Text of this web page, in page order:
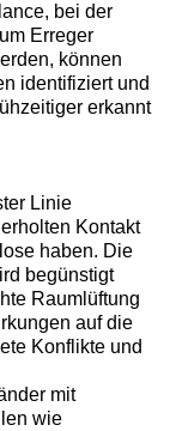
bei der
Erreger
können
identifiziert und
erkannt
Linie
Kontakt
haben. Die
begünstigt
Raumlüftung
auf die
Konflikte und
mit
wie